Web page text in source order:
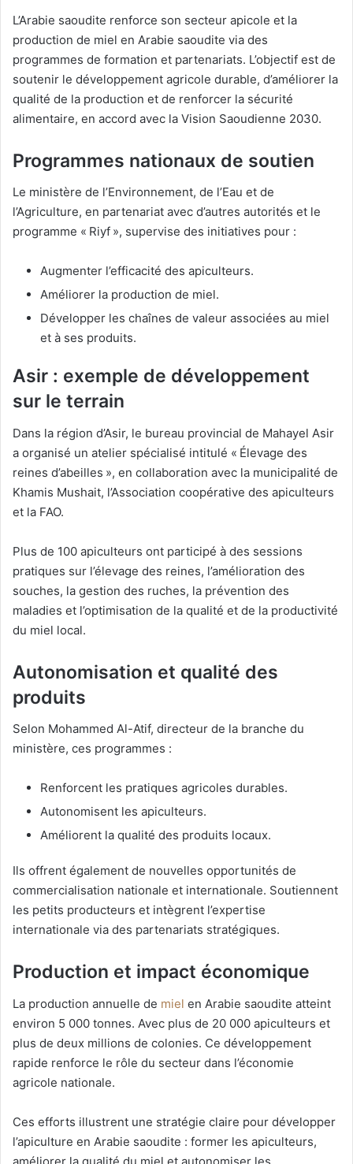
L’Arabie saoudite renforce son secteur apicole et la
production de miel en Arabie saoudite via des
programmes de formation et partenariats. L’objectif est de
soutenir le développement agricole durable, d’améliorer la
qualité de la production et de renforcer la sécurité
alimentaire, en accord avec la Vision Saoudienne 2030.
Programmes nationaux de soutien
Le ministère de l’Environnement, de l’Eau et de
l’Agriculture, en partenariat avec d’autres autorités et le
programme « Riyf », supervise des initiatives pour :
Augmenter l’efficacité des apiculteurs.
Améliorer la production de miel.
Développer les chaînes de valeur associées au miel
et à ses produits.
Asir : exemple de développement
sur le terrain
Dans la région d’Asir, le bureau provincial de Mahayel Asir
a organisé un atelier spécialisé intitulé « Élevage des
reines d’abeilles », en collaboration avec la municipalité de
Khamis Mushait, l’Association coopérative des apiculteurs
et la FAO.
Plus de 100 apiculteurs ont participé à des sessions
pratiques sur l’élevage des reines, l’amélioration des
souches, la gestion des ruches, la prévention des
maladies et l’optimisation de la qualité et de la productivité
du miel local.
Autonomisation et qualité des
produits
Selon Mohammed Al-Atif, directeur de la branche du
ministère, ces programmes :
Renforcent les pratiques agricoles durables.
Autonomisent les apiculteurs.
Améliorent la qualité des produits locaux.
Ils offrent également de nouvelles opportunités de
commercialisation nationale et internationale. Soutiennent
les petits producteurs et intègrent l’expertise
internationale via des partenariats stratégiques.
Production et impact économique
La production annuelle de miel en Arabie saoudite atteint
environ 5 000 tonnes. Avec plus de 20 000 apiculteurs et
plus de deux millions de colonies. Ce développement
rapide renforce le rôle du secteur dans l’économie
agricole nationale.
Ces efforts illustrent une stratégie claire pour développer
l’apiculture en Arabie saoudite : former les apiculteurs,